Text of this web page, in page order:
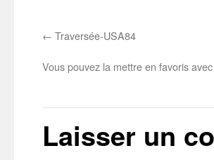
Traversée-USA84
Vous pouvez la mettre en favoris avec
Laisser un